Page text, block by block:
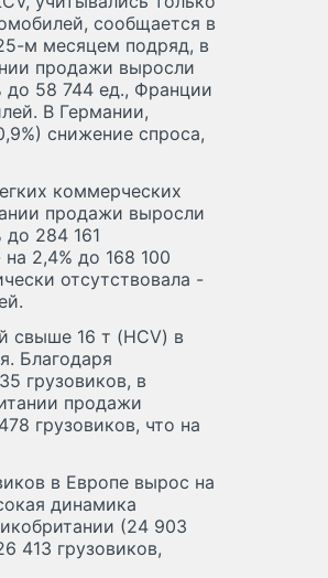
сообщается в
м месяцем подряд, в
продажи выросли
до 58 744 ед., Франции
В Германии,
снижение спроса,
коммерческих
продажи выросли
до 284 161
2,4% до 168 100
отсутствовала -
свыше 16 т (HCV) в
Благодаря
грузовиков, в
продажи
грузовиков, что на
в Европе вырос на
динамика
(24 903
413 грузовиков,